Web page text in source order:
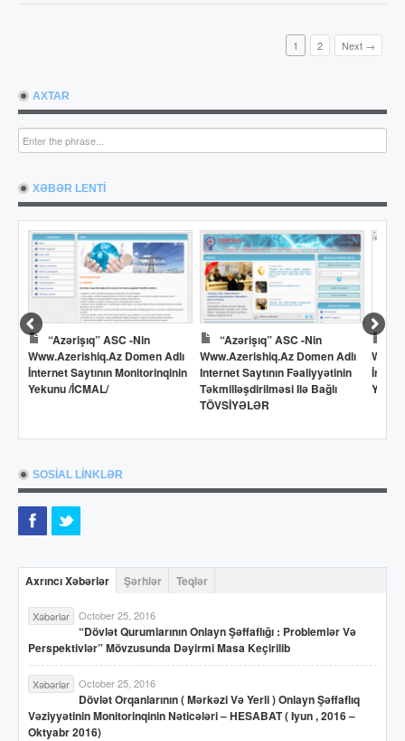
1 2 Next →
AXTAR
XƏBƏR LENTİ
“Azərişıq” ASC -nin
Www.azerishiq.az Domen Adlı
İnternet Saytının Monitorinqinin
Yekunu /İCMAL/
“Azərişıq” ASC -nin
Www.azerishiq.az Domen Adlı
Internet Saytının Fəaliyyətinin
Təkmilləşdirilməsi Ilə Bağlı
TÖVSİYƏLƏR
SOSİAL LİNKLƏR
Axrıncı Xəbərlər Şərhlər Teqlər
Xəbərlər October 25, 2016
“Dövlət Qurumlarının Onlayn Şəffaflığı : Problemlər Və
Perspektivlər” Mövzusunda Dəyirmi Masa Keçirilib
Xəbərlər October 25, 2016
Dövlət Orqanlarının ( Mərkəzi Və Yerli ) Onlayn Şəffaflıq
Vəziyyətinin Monitorinqinin Nəticələri – HESABAT ( Iyun , 2016 –
Oktyabr 2016)